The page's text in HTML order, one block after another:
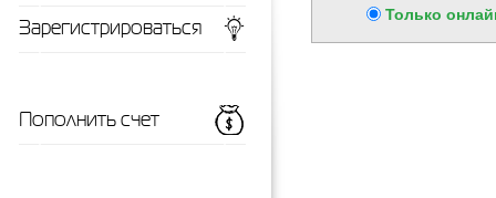
Только
Зарегистрироваться
Пополнить счет